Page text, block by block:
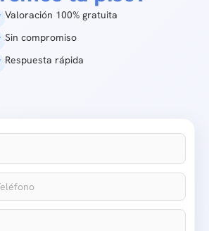
Valoración 100% gratuita
Sin compromiso
Respuesta rápida